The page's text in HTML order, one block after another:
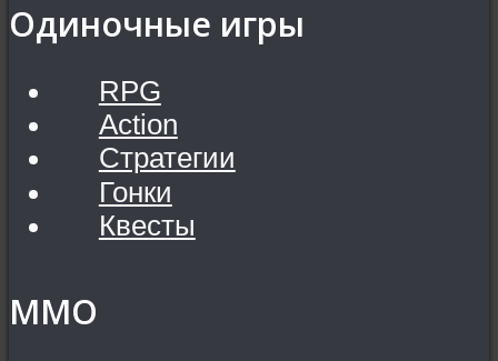
Одиночные игры
RPG
Action
Стратегии
Гонки
Квесты
MMO